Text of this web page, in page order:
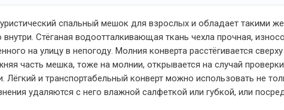
спальный мешок для взрослых и обладает такими
Стёганая водоотталкивающая ткань чехла прочная,
на улицу в непогоду. Молния конверта расстёгивается
часть мешка, тоже на молнии, открывается на случай
Лёгкий и транспортабельный конверт можно использовать не
удаляются с него влажной салфеткой или губкой, или